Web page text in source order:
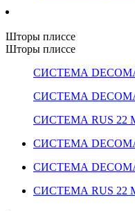
Шторы плиссе
Шторы плиссе
СИСТЕМА
СИСТЕМА
СИСТЕМА RUS 22
СИСТЕМА
СИСТЕМА
СИСТЕМА RUS 22